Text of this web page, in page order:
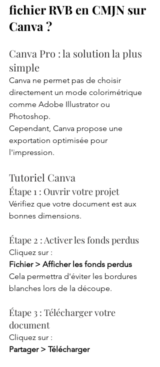
fichier RVB en CMJN sur
Canva ?
Canva Pro : la solution la plus
simple
Canva ne permet pas de choisir
directement un mode colorimétrique
comme Adobe Illustrator ou
Photoshop.
Cependant, Canva propose une
exportation optimisée pour
l'impression.
Tutoriel Canva
Étape 1 : Ouvrir votre projet
Vérifiez que votre document est aux
bonnes dimensions.
Étape 2 : Activer les fonds perdus
Cliquez sur :
Fichier > Afficher les fonds perdus
Cela permettra d'éviter les bordures
blanches lors de la découpe.
Étape 3 : Télécharger votre
document
Cliquez sur :
Partager > Télécharger